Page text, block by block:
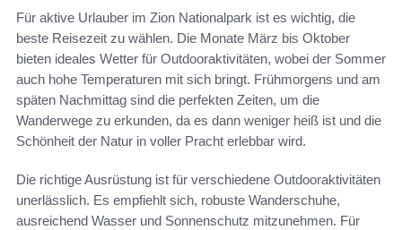
Für aktive Urlauber im Zion Nationalpark ist es wichtig, die
beste Reisezeit zu wählen. Die Monate März bis Oktober
bieten ideales Wetter für Outdooraktivitäten, wobei der Sommer
auch hohe Temperaturen mit sich bringt. Frühmorgens und am
späten Nachmittag sind die perfekten Zeiten, um die
Wanderwege zu erkunden, da es dann weniger heiß ist und die
Schönheit der Natur in voller Pracht erlebbar wird.
Die richtige Ausrüstung ist für verschiedene Outdooraktivitäten
unerlässlich. Es empfiehlt sich, robuste Wanderschuhe,
ausreichend Wasser und Sonnenschutz mitzunehmen. Für